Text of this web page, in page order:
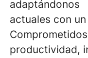
actuales con
productividad,